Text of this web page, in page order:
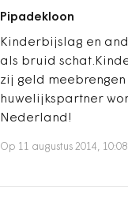
Pipadekloon
Kinderbijslag en
als bruid
zij geld meebrengen
huwelijkspartner
Nederland!
Op 11 augustus 2014, 10:08